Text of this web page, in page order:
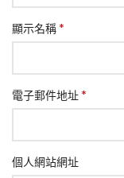
顯示名稱*
電子郵件地址*
個人網站網址